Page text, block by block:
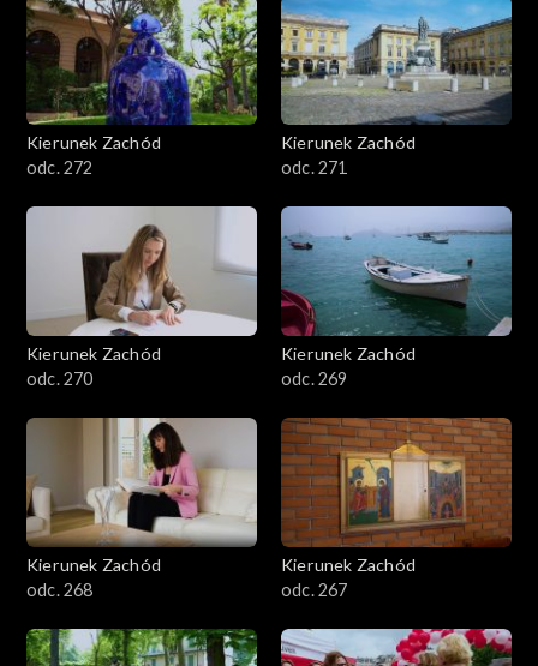
Kierunek Zachód
odc. 272
Kierunek Zachód
odc. 271
Kierunek Zachód
odc. 270
Kierunek Zachód
odc. 269
Kierunek Zachód
odc. 268
Kierunek Zachód
odc. 267